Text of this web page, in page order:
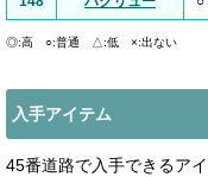
◎:高 ○:普通 △:低 ×:出ない
入手アイテム
45番道路で入手できるアイ